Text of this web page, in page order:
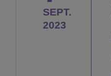
SEPT.
2023